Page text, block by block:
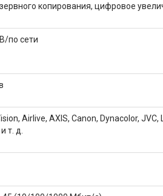
копирования, цифровое
по сети
Airlive, AXIS, Canon, Dynacolor,
т. д.